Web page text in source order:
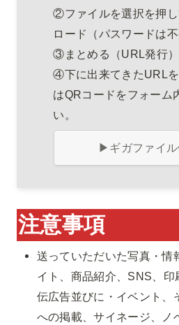
②ファイルを選択を押
ロード（パスワードは不
③まとめる（URL発行
④下に出来てきたURL
はQRコードをフォーム
い。
▶ギガファイル
注意事項
送っていただいた写真・情
イト、商品紹介、SNS、印
伝広告並びに・イベント、
への掲載、サイネージ、ノ